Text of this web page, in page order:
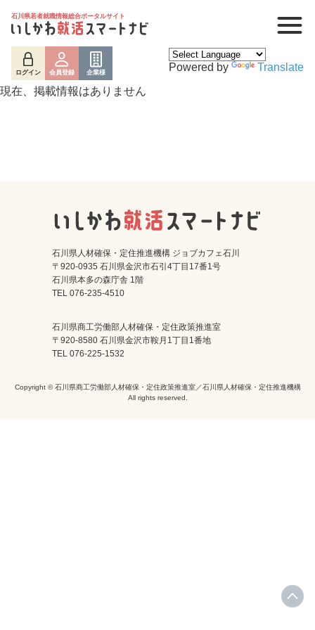
石川県若者就職情報総合ポータルサイト
ログイン 会員登録 企業様 Powered by Translate
現在、掲載情報はありません
石川県人材確保・定住推進機構 ジョブカフェ石川
〒920-0935 石川県金沢市石引4丁目17番1号
石川県本多の森庁舎 1階
TEL 076-235-4510
石川県商工労働部人材確保・定住政策推進室
〒920-8580 石川県金沢市鞍月1丁目1番地
TEL 076-225-1532
Copyright © 石川県商工労働部人材確保・定住政策推進室／石川県人材確保・定住推進機構
All rights reserved.